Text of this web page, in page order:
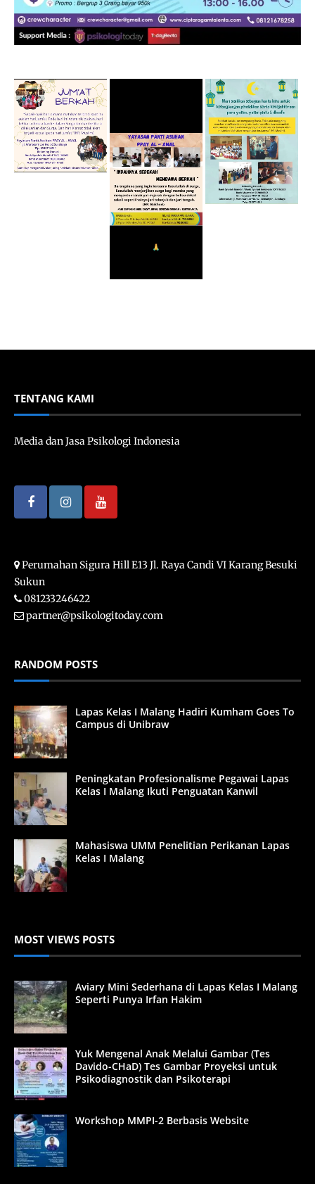
TENTANG KAMI
Media dan Jasa Psikologi Indonesia
Perumahan Sigura Hill E13 Jl. Raya Candi VI Karang Besuki
Sukun
081233246422
partner@psikologitoday.com
RANDOM POSTS
Lapas Kelas I Malang Hadiri Kumham Goes To
Campus di Unibraw
Peningkatan Profesionalisme Pegawai Lapas
Kelas I Malang Ikuti Penguatan Kanwil
Mahasiswa UMM Penelitian Perikanan Lapas
Kelas I Malang
MOST VIEWS POSTS
Aviary Mini Sederhana di Lapas Kelas I Malang
Seperti Punya Irfan Hakim
Yuk Mengenal Anak Melalui Gambar (Tes
Davido-CHaD) Tes Gambar Proyeksi untuk
Psikodiagnostik dan Psikoterapi
Workshop MMPI-2 Berbasis Website